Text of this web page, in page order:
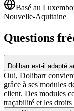
Basé au
Nouvelle-Aquitaine
Questions
Dolibarr est-il adapté
Oui, Dolibarr
grâce à ses modules
client. Des modules
traçabilité et les